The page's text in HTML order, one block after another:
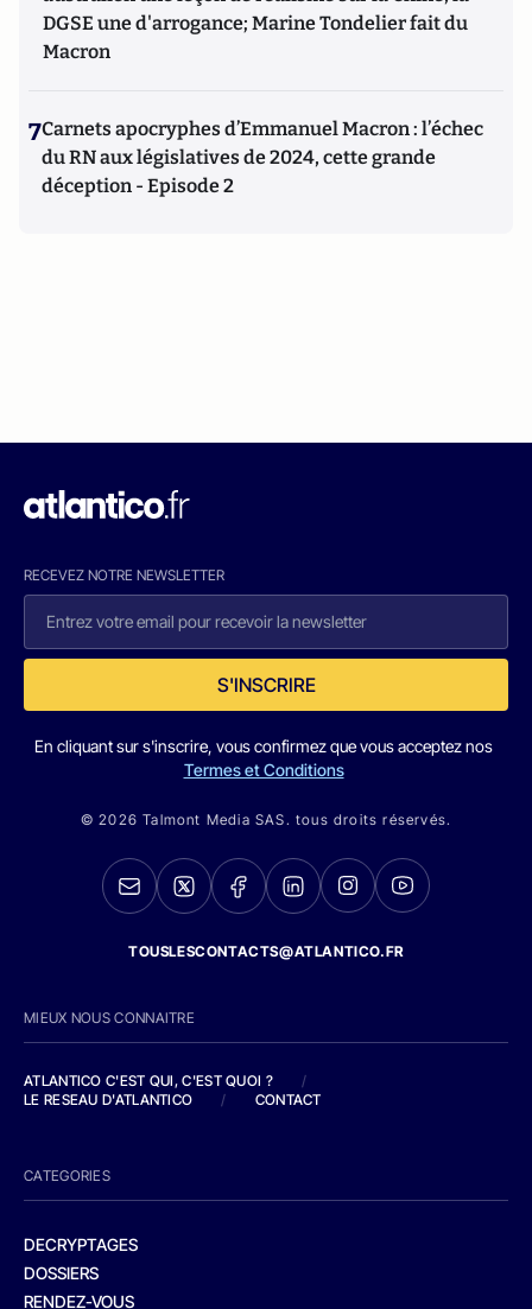
DGSE une d'arrogance; Marine Tondelier fait du
Macron
7Carnets apocryphes d’Emmanuel Macron : l’échec
du RN aux législatives de 2024, cette grande
déception - Episode 2
RECEVEZ NOTRE NEWSLETTER
S'INSCRIRE
En cliquant sur s'inscrire, vous confirmez que vous acceptez nos
Termes et Conditions
© 2026 Talmont Media SAS. tous droits réservés.
TOUSLESCONTACTS@ATLANTICO.FR
MIEUX NOUS CONNAITRE
ATLANTICO C'EST QUI, C'EST QUOI ?
/
LE RESEAU D'ATLANTICO
/ CONTACT
CATEGORIES
DECRYPTAGES
DOSSIERS
RENDEZ-VOUS